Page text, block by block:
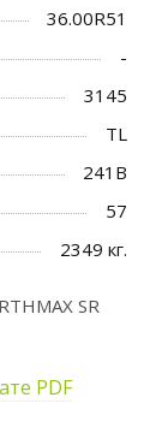
36.00R51
-
3145
TL
241B
57
2349 кг.
SR
PDF